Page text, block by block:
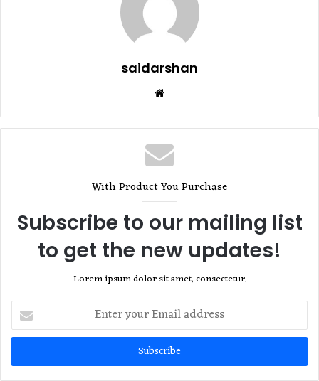
saidarshan
With Product You Purchase
Subscribe to our mailing list
to get the new updates!
Lorem ipsum dolor sit amet, consectetur.
Enter
your
Email